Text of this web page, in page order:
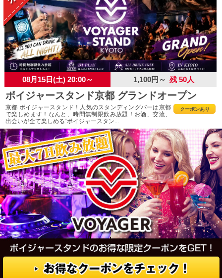
08月15日(土) 20:00～ 1,100円～ 残 50人
ボイジャースタンド京都 グランドオープン
クーポンあり
京都 ボイジャースタンド！人気のスタンディングバーは京都
で楽しめます！なんと、時間無制限飲み放題！お酒、交流、
出会いが全て楽しめる“ボイジャースタン...